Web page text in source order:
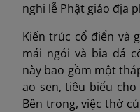
nghi lễ Phật giáo địa
Kiến trúc cổ điển và
mái ngói và bia đá
này bao gồm một
ao sen, tiêu biểu
Bên trong, việc thờ